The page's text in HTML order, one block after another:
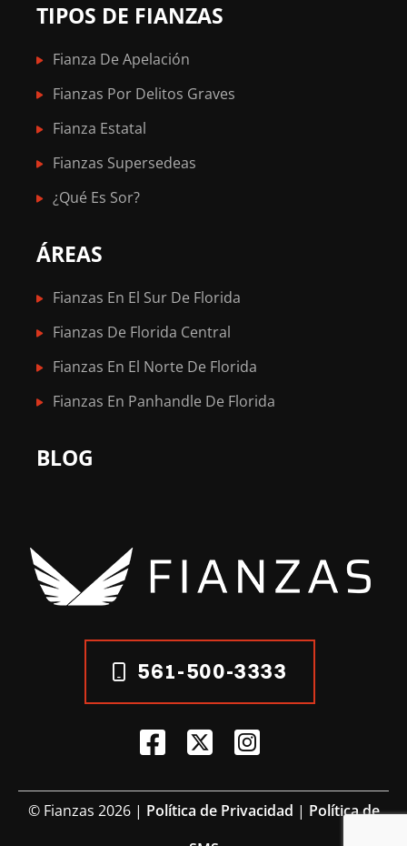
561-500-3333
TIPOS DE FIANZAS
Fianza De Apelación
Fianzas Por Delitos Graves
Fianza Estatal
Fianzas Supersedeas
¿Qué Es Sor?
ÁREAS
Fianzas En El Sur De Florida
Fianzas De Florida Central
Fianzas En El Norte De Florida
Fianzas En Panhandle De Florida
BLOG
© Fianzas 2026 | Política de Privacidad | Política de